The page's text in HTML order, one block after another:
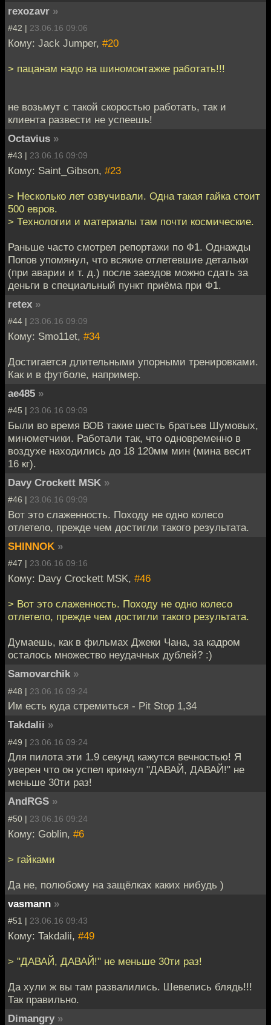
rexozavr »
#42 | 23.06.16 09:06
Кому: Jack Jumper, #20
> пацанам надо на шиномонтажке работать!!!
не возьмут с такой скоростью работать, так и
клиента развести не успеешь!
Octavius »
#43 | 23.06.16 09:09
Кому: Saint_Gibson, #23
> Несколько лет озвучивали. Одна такая гайка стоит
500 евров.
> Технологии и материалы там почти космические.
Раньше часто смотрел репортажи по Ф1. Однажды
Попов упомянул, что всякие отлетевшие детальки
(при аварии и т. д.) после заездов можно сдать за
деньги в специальный пункт приёма при Ф1.
retex »
#44 | 23.06.16 09:09
Кому: Smo11et, #34
Достигается длительными упорными тренировками.
Как и в футболе, например.
ae485 »
#45 | 23.06.16 09:09
Были во время ВОВ такие шесть братьев Шумовых,
минометчики. Работали так, что одновременно в
воздухе находились до 18 120мм мин (мина весит
16 кг).
Davy Crockett MSK »
#46 | 23.06.16 09:09
Вот это слаженность. Походу не одно колесо
отлетело, прежде чем достигли такого результата.
SHINNOK »
#47 | 23.06.16 09:16
Кому: Davy Crockett MSK, #46
> Вот это слаженность. Походу не одно колесо
отлетело, прежде чем достигли такого результата.
Думаешь, как в фильмах Джеки Чана, за кадром
осталось множество неудачных дублей? :)
Samovarchik »
#48 | 23.06.16 09:24
Им есть куда стремиться - Pit Stop 1,34
Takdalii »
#49 | 23.06.16 09:24
Для пилота эти 1.9 секунд кажутся вечностью! Я
уверен что он успел крикнул "ДАВАЙ, ДАВАЙ!" не
меньше 30ти раз!
AndRGS »
#50 | 23.06.16 09:24
Кому: Goblin, #6
> гайками
Да не, полюбому на защёлках каких нибудь )
vasmann »
#51 | 23.06.16 09:43
Кому: Takdalii, #49
> "ДАВАЙ, ДАВАЙ!" не меньше 30ти раз!
Да хули ж вы там развалились. Шевелись блядь!!!
Так правильно.
Dimangry »